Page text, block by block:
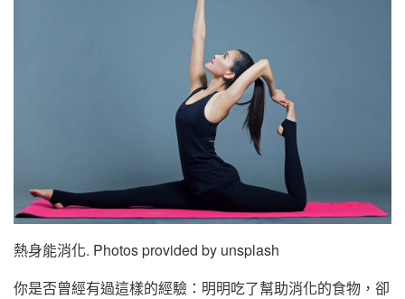
熱身能消化. Photos provided by unsplash
你是否曾經有過這樣的經驗：明明吃了幫助消化的食物，卻